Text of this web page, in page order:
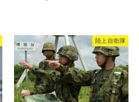
陸上自衛隊